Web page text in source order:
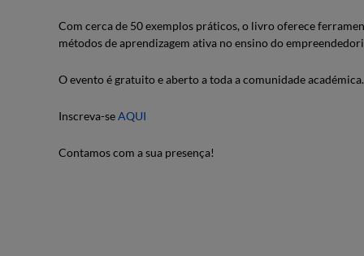
Com cerca de 50 exemplos práticos, o livro oferece
métodos de aprendizagem ativa no ensino do
O evento é gratuito e aberto a toda a comunidade académica.
Inscreva-seAQUI
Contamos com a sua presença!